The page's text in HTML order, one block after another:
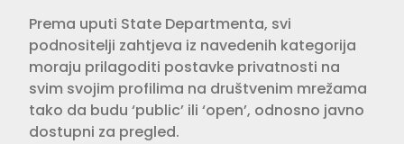
Prema uputi State Departmenta, svi
podnositelji zahtjeva iz navedenih kategorija
moraju prilagoditi postavke privatnosti na
svim svojim profilima na društvenim mrežama
tako da budu ‘public’ ili ‘open’, odnosno javno
dostupni za pregled.